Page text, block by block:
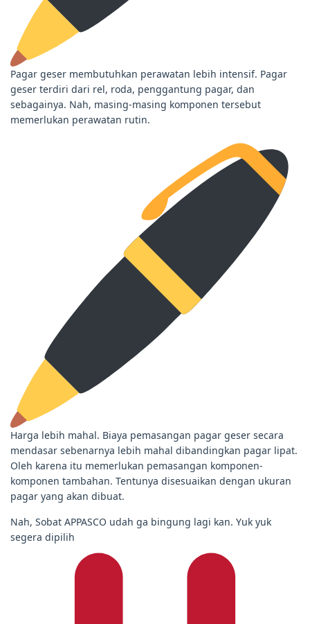
Pagar geser membutuhkan perawatan lebih intensif. Pagar
geser terdiri dari rel, roda, penggantung pagar, dan
sebagainya. Nah, masing-masing komponen tersebut
memerlukan perawatan rutin.
Harga lebih mahal. Biaya pemasangan pagar geser secara
mendasar sebenarnya lebih mahal dibandingkan pagar lipat.
Oleh karena itu memerlukan pemasangan komponen-
komponen tambahan. Tentunya disesuaikan dengan ukuran
pagar yang akan dibuat.
Nah, Sobat APPASCO udah ga bingung lagi kan. Yuk yuk
segera dipilih